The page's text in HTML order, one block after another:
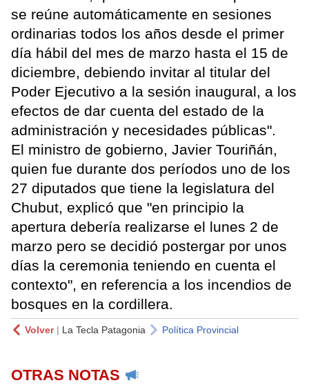
se reúne automáticamente en sesiones
ordinarias todos los años desde el primer
día hábil del mes de marzo hasta el 15 de
diciembre, debiendo invitar al titular del
Poder Ejecutivo a la sesión inaugural, a los
efectos de dar cuenta del estado de la
administración y necesidades públicas".
El ministro de gobierno, Javier Touriñán,
quien fue durante dos períodos uno de los
27 diputados que tiene la legislatura del
Chubut, explicó que "en principio la
apertura debería realizarse el lunes 2 de
marzo pero se decidió postergar por unos
días la ceremonia teniendo en cuenta el
contexto", en referencia a los incendios de
bosques en la cordillera.
Volver| La Tecla Patagonia Política Provincial
OTRAS NOTAS